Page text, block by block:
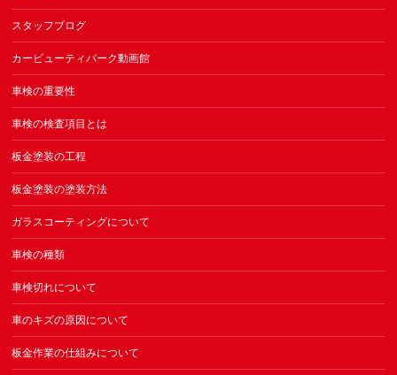
スタッフブログ
カービューティパーク動画館
車検の重要性
車検の検査項目とは
板金塗装の工程
板金塗装の塗装方法
ガラスコーティングについて
車検の種類
車検切れについて
車のキズの原因について
板金作業の仕組みについて